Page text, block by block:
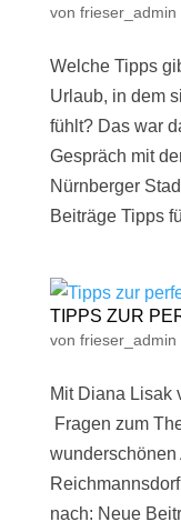
von frieser_admin
Welche Tipps
Urlaub, in dem
fühlt? Das war
Gespräch mit
Nürnberger
Beiträge Tipps
TIPPS ZUR
von frieser_admin
Mit Diana Lisak
Fragen zum
nach: Neue